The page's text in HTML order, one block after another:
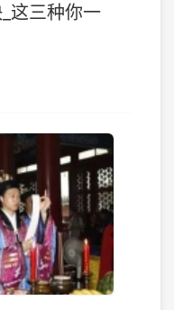
这三种你一